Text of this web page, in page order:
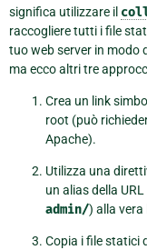
significa utilizzare il
raccogliere tutti i file
tuo web server in modo
ma ecco altri tre
Crea un link
root (può
Apache).
Utilizza una
un alias della
admin/) alla vera
Copia i file statici